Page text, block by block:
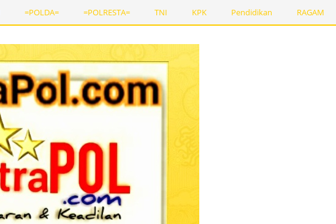
=POLDA= =POLRESTA= TNI KPK Pendidikan RAGAM